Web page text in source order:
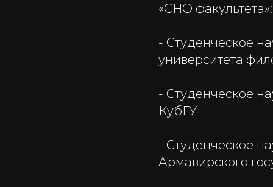
«СНО факультета»:
- Студенческое
университета
- Студенческое
КубГУ
- Студенческое
Армавирского